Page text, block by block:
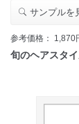
サンプルを
参考価格： 1,870
旬のヘアスタ